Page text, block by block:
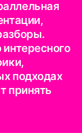
подходах
принять